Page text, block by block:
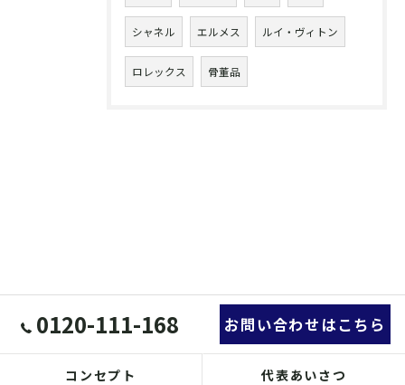
シャネル エルメス ルイ・ヴィトン
ロレックス 骨董品
0120-111-168 お問い合わせはこちら
コンセプト 代表あいさつ